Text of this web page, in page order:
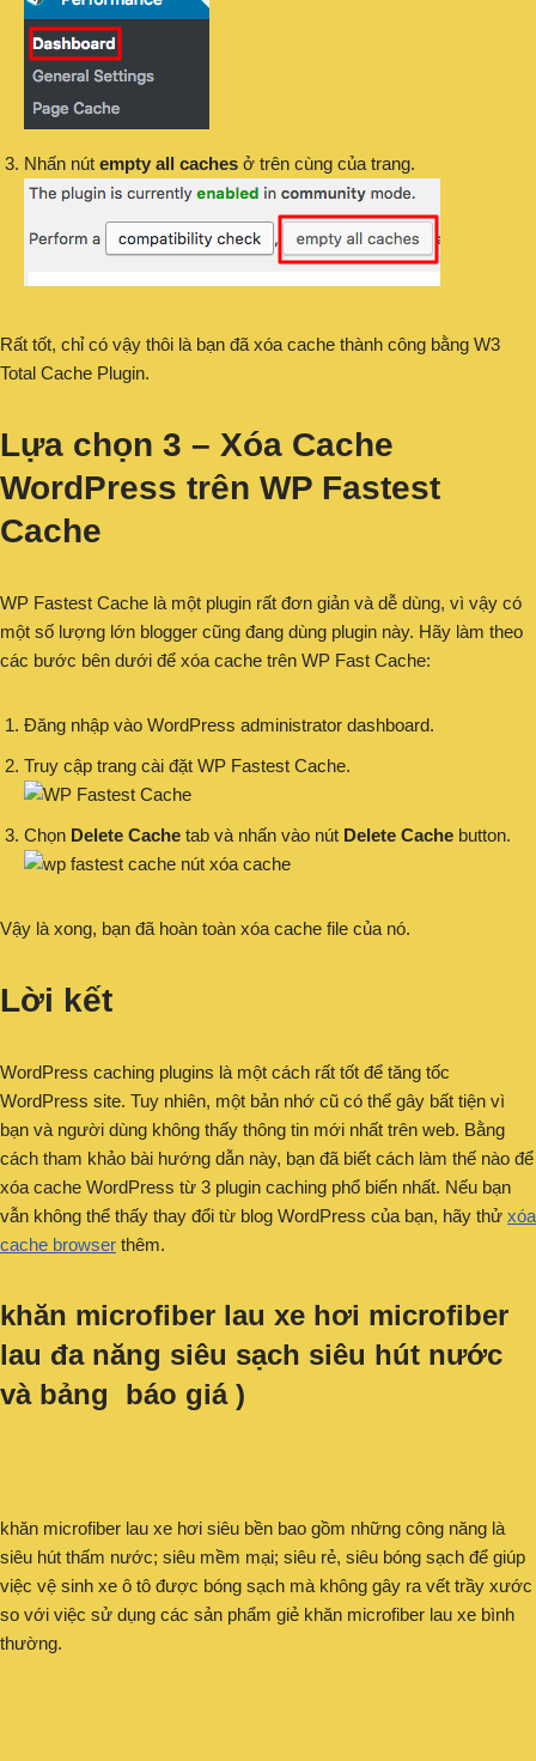
Nhấn nút empty all caches ở trên cùng của trang.
Rất tốt, chỉ có vậy thôi là bạn đã xóa cache thành công bằng W3
Total Cache Plugin.
Lựa chọn 3 – Xóa Cache
WordPress trên WP Fastest
Cache
WP Fastest Cache là một plugin rất đơn giản và dễ dùng, vì vậy có
một số lượng lớn blogger cũng đang dùng plugin này. Hãy làm theo
các bước bên dưới để xóa cache trên WP Fast Cache:
Đăng nhập vào WordPress administrator dashboard.
Truy cập trang cài đặt WP Fastest Cache.
Chọn Delete Cache tab và nhấn vào nút Delete Cache button.
Vậy là xong, bạn đã hoàn toàn xóa cache file của nó.
Lời kết
WordPress caching plugins là một cách rất tốt để tăng tốc
WordPress site. Tuy nhiên, một bản nhớ cũ có thể gây bất tiện vì
bạn và người dùng không thấy thông tin mới nhất trên web. Bằng
cách tham khảo bài hướng dẫn này, bạn đã biết cách làm thế nào để
xóa cache WordPress từ 3 plugin caching phổ biến nhất. Nếu bạn
vẫn không thể thấy thay đổi từ blog WordPress của bạn, hãy thử xóa
cache browser thêm.
khăn microfiber lau xe hơi microfiber
lau đa năng siêu sạch siêu hút nước
và bảng báo giá )
khăn microfiber lau xe hơi siêu bền bao gồm những công năng là
siêu hút thấm nước; siêu mềm mại; siêu rẻ, siêu bóng sạch để giúp
việc vệ sinh xe ô tô được bóng sạch mà không gây ra vết trầy xước
so với việc sử dụng các sản phẩm giẻ khăn microfiber lau xe bình
thường.